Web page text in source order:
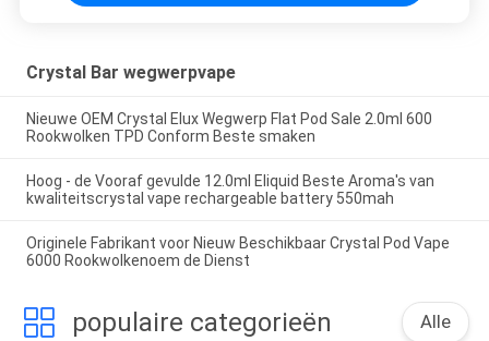
Crystal Bar wegwerpvape
Nieuwe OEM Crystal Elux Wegwerp Flat Pod Sale 2.0ml 600
Rookwolken TPD Conform Beste smaken
Hoog - de Vooraf gevulde 12.0ml Eliquid Beste Aroma's van
kwaliteitscrystal vape rechargeable battery 550mah
Originele Fabrikant voor Nieuw Beschikbaar Crystal Pod Vape
6000 Rookwolkenoem de Dienst
populaire categorieën Alle